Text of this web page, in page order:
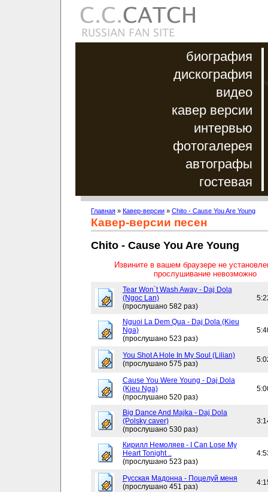
биография
дискография
видео
кавер версии
интервью
фотогалерея
автографы
гостевая
Главная » Кавер-версии » Chito - Cause You Are Young
Кавер-версии песен
Chito - Cause You Are Young
Извините в вашем браузере не
прослушивание невозможно
Tear Won`t Wash Away - Daj Dola
(Ngoc Lan)
(прослушано 582 раз)
Nguoi La Dem Qua - Daj Dola (Kieu
Nga)
(прослушано 523 раз)
You Shot A Hole In My Soul (Lilian)
(прослушано 575 раз)
Cause You Were Young - Daj Dola
(Kieu Nga)
(прослушано 520 раз)
Big Dance And Majka - Daj Dola
(Polsky caver)
(прослушано 530 раз)
Кирилл Немоляев - I Can Lose My
Heart Tonight ..
(прослушано 523 раз)
Русская Мадонна - Поцелуй меня
(прослушано 451 раз)